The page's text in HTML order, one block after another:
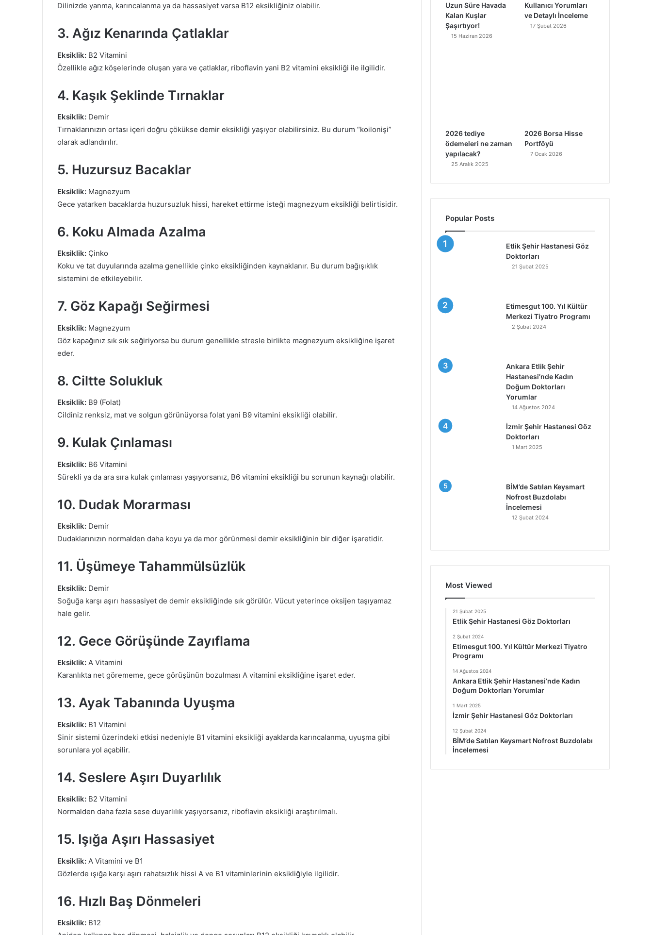
Dilinizde yanma, karıncalanma ya da hassasiyet varsa B12 eksikliğiniz olabilir.
3. Ağız Kenarında Çatlaklar
Eksiklik: B2 Vitamini
Özellikle ağız köşelerinde oluşan yara ve çatlaklar, riboflavin yani B2 vitamini eksikliği ile ilgilidir.
4. Kaşık Şeklinde Tırnaklar
Eksiklik: Demir
Tırnaklarınızın ortası içeri doğru çökükse demir eksikliği yaşıyor olabilirsiniz. Bu durum “koilonişi”
olarak adlandırılır.
5. Huzursuz Bacaklar
Eksiklik: Magnezyum
Gece yatarken bacaklarda huzursuzluk hissi, hareket ettirme isteği magnezyum eksikliği belirtisidir.
6. Koku Almada Azalma
Eksiklik: Çinko
Koku ve tat duyularında azalma genellikle çinko eksikliğinden kaynaklanır. Bu durum bağışıklık
sistemini de etkileyebilir.
7. Göz Kapağı Seğirmesi
Eksiklik: Magnezyum
Göz kapağınız sık sık seğiriyorsa bu durum genellikle stresle birlikte magnezyum eksikliğine işaret
eder.
8. Ciltte Solukluk
Eksiklik: B9 (Folat)
Cildiniz renksiz, mat ve solgun görünüyorsa folat yani B9 vitamini eksikliği olabilir.
9. Kulak Çınlaması
Eksiklik: B6 Vitamini
Sürekli ya da ara sıra kulak çınlaması yaşıyorsanız, B6 vitamini eksikliği bu sorunun kaynağı olabilir.
10. Dudak Morarması
Eksiklik: Demir
Dudaklarınızın normalden daha koyu ya da mor görünmesi demir eksikliğinin bir diğer işaretidir.
11. Üşümeye Tahammülsüzlük
Eksiklik: Demir
Soğuğa karşı aşırı hassasiyet de demir eksikliğinde sık görülür. Vücut yeterince oksijen taşıyamaz
hale gelir.
12. Gece Görüşünde Zayıflama
Eksiklik: A Vitamini
Karanlıkta net görememe, gece görüşünün bozulması A vitamini eksikliğine işaret eder.
13. Ayak Tabanında Uyuşma
Eksiklik: B1 Vitamini
Sinir sistemi üzerindeki etkisi nedeniyle B1 vitamini eksikliği ayaklarda karıncalanma, uyuşma gibi
sorunlara yol açabilir.
14. Seslere Aşırı Duyarlılık
Eksiklik: B2 Vitamini
Normalden daha fazla sese duyarlılık yaşıyorsanız, riboflavin eksikliği araştırılmalı.
15. Işığa Aşırı Hassasiyet
Eksiklik: A Vitamini ve B1
Gözlerde ışığa karşı aşırı rahatsızlık hissi A ve B1 vitaminlerinin eksikliğiyle ilgilidir.
16. Hızlı Baş Dönmeleri
Eksiklik: B12
Uzun Süre Havada
Kalan Kuşlar
Şaşırtıyor!
15 Haziran 2026
Kullanıcı Yorumları
ve Detaylı İnceleme
17 Şubat 2026
2026 tediye
ödemeleri ne zaman
yapılacak?
25 Aralık 2025
2026 Borsa Hisse
Portföyü
7 Ocak 2026
Popular Posts
Etlik Şehir Hastanesi Göz
Doktorları
21 Şubat 2025
Etimesgut 100. Yıl Kültür
Merkezi Tiyatro Programı
2 Şubat 2024
Ankara Etlik Şehir
Hastanesi’nde Kadın
Doğum Doktorları
Yorumlar
14 Ağustos 2024
İzmir Şehir Hastanesi Göz
Doktorları
1 Mart 2025
BİM’de Satılan Keysmart
Nofrost Buzdolabı
İncelemesi
12 Şubat 2024
Most Viewed
21 Şubat 2025
Etlik Şehir Hastanesi Göz Doktorları
2 Şubat 2024
Etimesgut 100. Yıl Kültür Merkezi Tiyatro
Programı
14 Ağustos 2024
Ankara Etlik Şehir Hastanesi’nde Kadın
Doğum Doktorları Yorumlar
1 Mart 2025
İzmir Şehir Hastanesi Göz Doktorları
12 Şubat 2024
BİM’de Satılan Keysmart Nofrost Buzdolabı
İncelemesi